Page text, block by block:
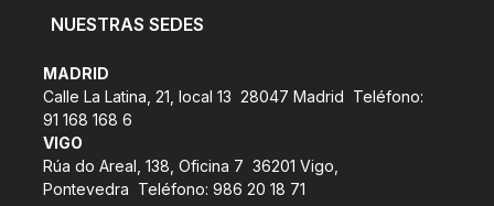
NUESTRAS SEDES
MADRID
Calle La Latina, 21, local 13 28047 Madrid Teléfono:
91 168 168 6
VIGO
Rúa do Areal, 138, Oficina 7 36201 Vigo,
Pontevedra Teléfono: 986 20 18 71